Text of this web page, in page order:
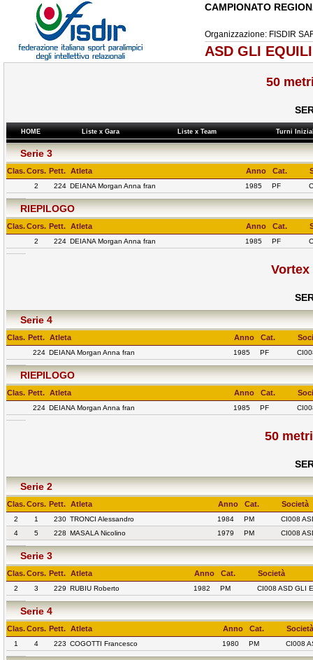
CAMPIONATO
Organizzazione: FISDIR
ASD GLI
50
HOME Liste x Gara Liste x Team Turni
Serie 3
Clas.Cors. Pett. Atleta Anno Cat.
2 224 DEIANA Morgan Anna fran 1985 PF
RIEPILOGO
Clas.Cors. Pett. Atleta Anno Cat.
2 224 DEIANA Morgan Anna fran 1985 PF
Vortex
Serie 4
Clas. Pett. Atleta Anno Cat.
224 DEIANA Morgan Anna fran 1985 PF
RIEPILOGO
Clas. Pett. Atleta Anno Cat.
224 DEIANA Morgan Anna fran 1985 PF
50
Serie 2
Clas.Cors. Pett. Atleta Anno Cat. Società
2 1 230 TRONCI Alessandro 1984 PM
CI008
4
5 228 MASALA Nicolino 1979 PM CI008
Serie 3
Clas.Cors. Pett. Atleta Anno Cat. Società
2 3 229 RUBIU Roberto 1982 PM CI008 ASD GLI
Serie 4
Clas.Cors. Pett. Atleta Anno Cat. Società
1 4 223 COGOTTI Francesco 1980 PM CI008